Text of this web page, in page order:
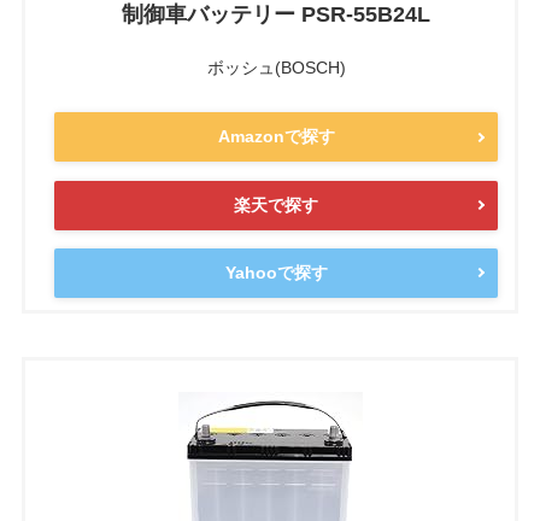
制御車バッテリー PSR-55B24L
ボッシュ(BOSCH)
Amazonで探す
楽天で探す
Yahooで探す